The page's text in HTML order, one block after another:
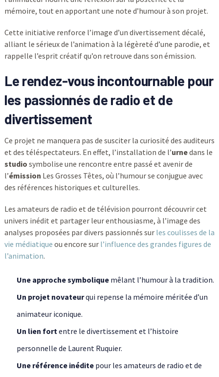
mémoire, tout en apportant une note d’humour à son projet.
Cette initiative renforce l’image d’un divertissement décalé,
alliant le sérieux de l’animation à la légèreté d’une parodie, et
rappelle l’esprit créatif qu’on retrouve dans son émission.
Le rendez-vous incontournable pour
les passionnés de radio et de
divertissement
Ce projet ne manquera pas de susciter la curiosité des auditeurs
et des téléspectateurs. En effet, l’installation de l’urnedans le
studio symbolise une rencontre entre passé et avenir de
l’émission Les Grosses Têtes, où l’humour se conjugue avec
des références historiques et culturelles.
Les amateurs de radio et de télévision pourront découvrir cet
univers inédit et partager leur enthousiasme, à l’image des
analyses proposées par divers passionnés sur les coulisses de la
vie médiatique ou encore sur l’influence des grandes figures de
l’animation.
Une approche symboliquemêlant l’humour à la tradition.
Un projet novateurqui repense la mémoire méritée d’un
animateur iconique.
Un lien fortentre le divertissement et l’histoire
personnelle de Laurent Ruquier.
Une référence inéditepour les amateurs de radio et de